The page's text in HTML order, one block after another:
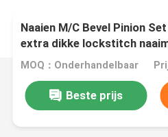
Naaien M/C Bevel Pinion
extra dikke lockstitch
MOQ：Onderhandelbaar
Beste prijs